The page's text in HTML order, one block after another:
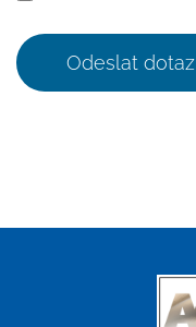
Odeslat dotaz